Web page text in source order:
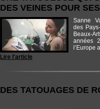
DES VEINES POUR
Sanne
des
années
l’Europe
Lire l'article
DES TATOUAGES DE